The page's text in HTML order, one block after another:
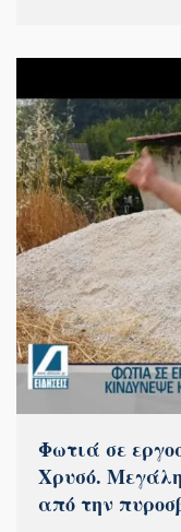
Φωτιά σε
Χρυσό.
από την